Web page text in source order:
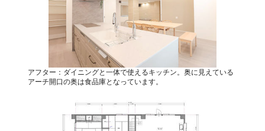
アフター：ダイニングと一体で使えるキッチン。奥に見えている
アーチ開口の奥は食品庫となっています。